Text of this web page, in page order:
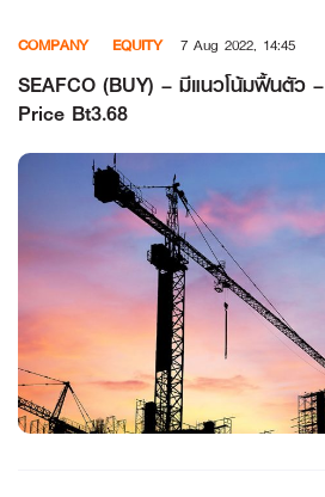
content
COMPANY EQUITY 7 Aug 2022, 14:45
SEAFCO (BUY) – มีแนวโน้มฟื้นตัว
Price Bt3.68